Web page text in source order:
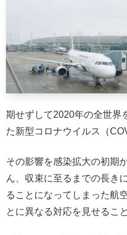
期せずして2020年の全世界
た新型コロナウイルス（
その影響を感染拡大の初期
ん、収束に至るまでの長き
ることになってしまった航
とに異なる対応を見せるこ